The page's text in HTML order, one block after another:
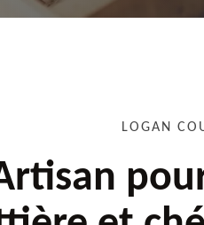
LOGAN